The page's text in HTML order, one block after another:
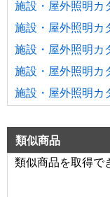
施設・屋外照明カ
施設・屋外照明カ
施設・屋外照明カ
施設・屋外照明カ
施設・屋外照明カ
類似商品
類似商品を取得で